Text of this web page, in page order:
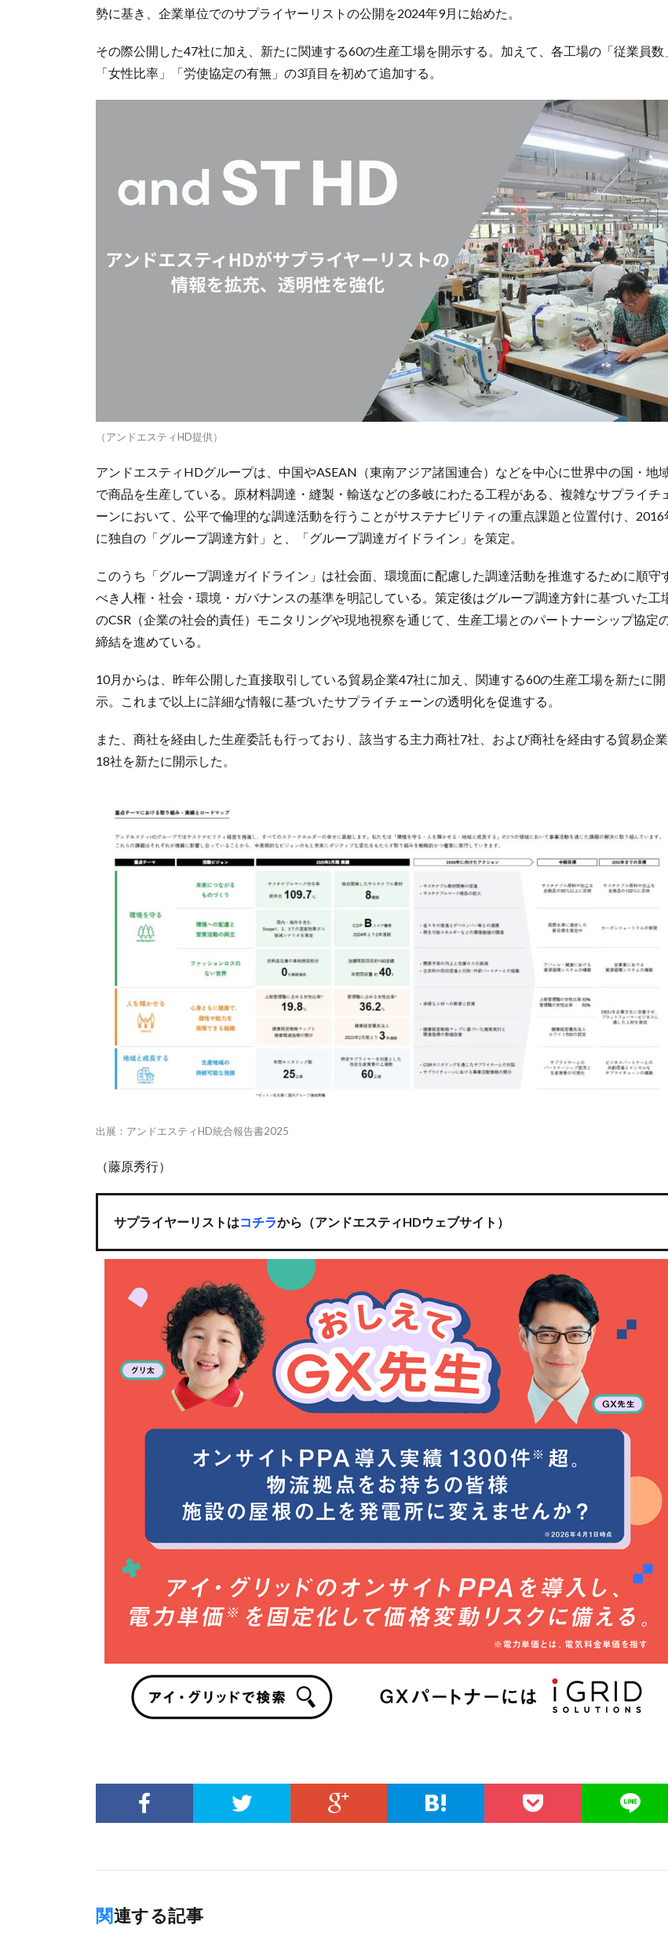
勢に基き、企業単位でのサプライヤーリストの公開を2024年9月に始めた。
その際公開した47社に加え、新たに関連する60の生産工場を開示する。加えて、各工場の「従業員数
「女性比率」「労使協定の有無」の3項目を初めて追加する。
（アンドエスティHD提供）
アンドエスティHDグループは、中国やASEAN（東南アジア諸国連合）などを中心に世界中の国・地
で商品を生産している。原材料調達・縫製・輸送などの多岐にわたる工程がある、複雑なサプライチ
ーンにおいて、公平で倫理的な調達活動を行うことがサステナビリティの重点課題と位置付け、2016
に独自の「グループ調達方針」と、「グループ調達ガイドライン」を策定。
このうち「グループ調達ガイドライン」は社会面、環境面に配慮した調達活動を推進するために順守
べき人権・社会・環境・ガバナンスの基準を明記している。策定後はグループ調達方針に基づいた工
のCSR（企業の社会的責任）モニタリングや現地視察を通じて、生産工場とのパートナーシップ協定
締結を進めている。
10月からは、昨年公開した直接取引している貿易企業47社に加え、関連する60の生産工場を新たに開
示。これまで以上に詳細な情報に基づいたサプライチェーンの透明化を促進する。
また、商社を経由した生産委託も行っており、該当する主力商社7社、および商社を経由する貿易企業
18社を新たに開示した。
出展：アンドエスティHD統合報告書2025
（藤原秀行）
サプライヤーリストはコチラから（アンドエスティHDウェブサイト）
関連する記事